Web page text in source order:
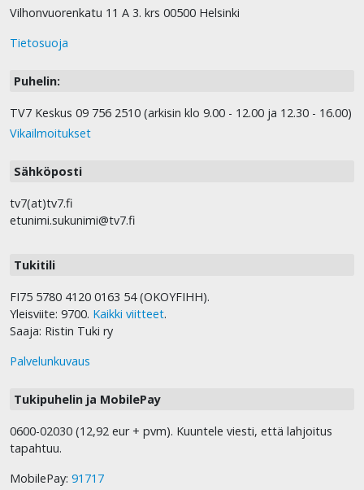
Vilhonvuorenkatu 11 A 3. krs 00500 Helsinki
Tietosuoja
Puhelin:
TV7 Keskus 09 756 2510 (arkisin klo 9.00 - 12.00 ja 12.30 - 16.00)
Vikailmoitukset
Sähköposti
tv7(at)tv7.fi
etunimi.sukunimi@tv7.fi
Tukitili
FI75 5780 4120 0163 54 (OKOYFIHH).
Yleisviite: 9700. Kaikki viitteet.
Saaja: Ristin Tuki ry
Palvelunkuvaus
Tukipuhelin ja MobilePay
0600-02030 (12,92 eur + pvm). Kuuntele viesti, että lahjoitus
tapahtuu.
MobilePay: 91717